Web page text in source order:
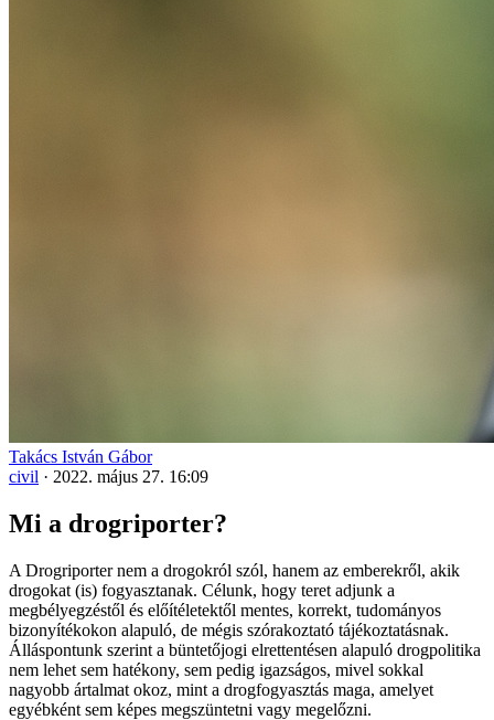
Takács István Gábor
civil · 2022. május 27. 16:09
Mi a drogriporter?
A Drogriporter nem a drogokról szól, hanem az emberekről, akik
drogokat (is) fogyasztanak. Célunk, hogy teret adjunk a
megbélyegzéstől és előítéletektől mentes, korrekt, tudományos
bizonyítékokon alapuló, de mégis szórakoztató tájékoztatásnak.
Álláspontunk szerint a büntetőjogi elrettentésen alapuló drogpolitika
nem lehet sem hatékony, sem pedig igazságos, mivel sokkal
nagyobb ártalmat okoz, mint a drogfogyasztás maga, amelyet
egyébként sem képes megszüntetni vagy megelőzni.